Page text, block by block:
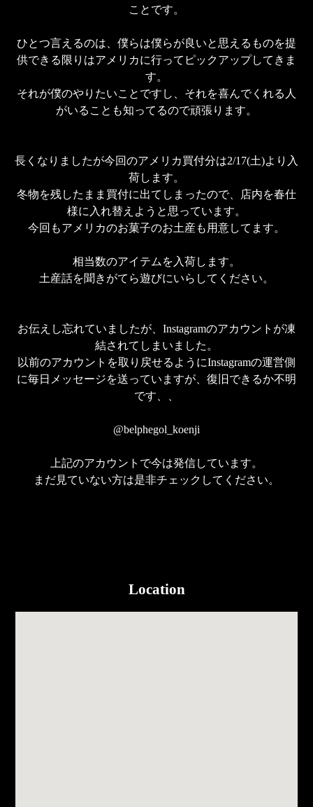
ことです。
ひとつ言えるのは、僕らは僕らが良いと思えるものを提
供できる限りはアメリカに行ってピックアップしてきま
す。
それが僕のやりたいことですし、それを喜んでくれる人
がいることも知ってるので頑張ります。
長くなりましたが今回のアメリカ買付分は2/17(土)より入
荷します。
冬物を残したまま買付に出てしまったので、店内を春仕
様に入れ替えようと思っています。
今回もアメリカのお菓子のお土産も用意してます。
相当数のアイテムを入荷します。
土産話を聞きがてら遊びにいらしてください。
お伝えし忘れていましたが、Instagramのアカウントが凍
結されてしまいました。
以前のアカウントを取り戻せるようにInstagramの運営側
に毎日メッセージを送っていますが、復旧できるか不明
です、、
@belphegol_koenji
上記のアカウントで今は発信しています。
まだ見ていない方は是非チェックしてください。
Location